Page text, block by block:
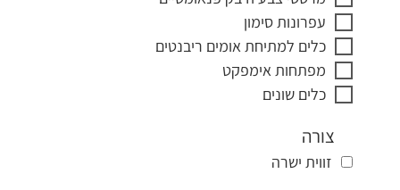
עפרונות סימון
כלים למתיחת אומים ריבנטים
מפתחות אימפקט
כלים שונים
צורה
זווית ישרה